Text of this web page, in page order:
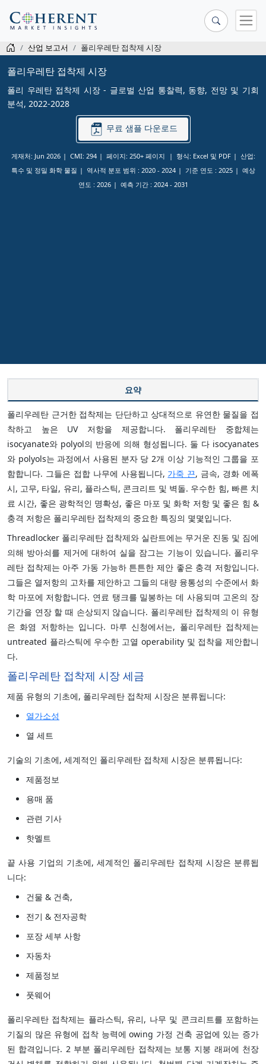
산업 보고서 폴리우레탄 접착제 시장
폴리우레탄 접착제 시장
폴리 우레탄 접착제 시장 - 글로벌 산업 통찰력, 동향, 전망 및 기회
분석, 2022-2028
무료 샘플 다운로드
게재처: Jun 2026 CMI: 294 페이지: 250+ 페이지 형식: Excel 및 PDF
산업:
특수 및 정밀 화학 물질
역사적 분포 범위 : 2020 - 2024 기준 연도 : 2025
예상
연도 : 2026 예측 기간 : 2024 - 2031
요약
폴리우레탄 근거한 접착제는 단단하고 상대적으로 유연한 물질을 접
착하고 높은 UV 저항을 제공합니다. 폴리우레탄 중합체는
isocyanate와 polyol의 반응에 의해 형성됩니다. 둘 다 isocyanates
와 polyols는 과정에서 사용된 분자 당 2개 이상 기능적인 그룹을 포
함합니다. 그들은 접합 나무에 사용됩니다, 가죽 끈, 금속, 경화 에폭
시, 고무, 타일, 유리, 플라스틱, 콘크리트 및 벽돌. 우수한 힘, 빠른 치
료 시간, 좋은 광학적인 명확성, 좋은 마포 및 화학 저항 및 좋은 힘 &
충격 저항은 폴리우레탄 접착제의 중요한 특징의 몇몇입니다.
Threadlocker 폴리우레탄 접착제와 실란트에는 무거운 진동 및 짐에
의해 방아쇠를 제거에 대하여 실을 잠그는 기능이 있습니다. 폴리우
레탄 접착제는 아주 가동 가능하 튼튼한 제안 좋은 충격 저항입니다.
그들은 열저항의 고차를 제안하고 그들의 대량 융통성의 수준에서 화
학 마포에 저항합니다. 연료 탱크를 밀봉하는 데 사용되며 고온의 장
기간을 연장 할 때 손상되지 않습니다. 폴리우레탄 접착제의 이 유형
은 화염 저항하는 입니다. 마루 신청에서는, 폴리우레탄 접착제는
untreated 플라스틱에 우수한 고열 operability 및 접착을 제안합니
다.
폴리우레탄 접착제 시장 세금
제품 유형의 기초에, 폴리우레탄 접착제 시장은 분류됩니다:
열가소성
열 세트
기술의 기초에, 세계적인 폴리우레탄 접착제 시장은 분류됩니다:
제품정보
용매 품
관련 기사
핫멜트
끝 사용 기업의 기초에, 세계적인 폴리우레탄 접착제 시장은 분류됩
니다:
건물 & 건축,
전기 & 전자공학
포장 세부 사항
자동차
제품정보
풋웨어
폴리우레탄 접착제는 플라스틱, 유리, 나무 및 콘크리트를 포함하는
기질의 많은 유형에 접착 능력에 owing 가정 건축 공업에 있는 증가
된 합격입니다. 2 부분 폴리우레탄 접착제는 보통 지붕 래퍼에 천장